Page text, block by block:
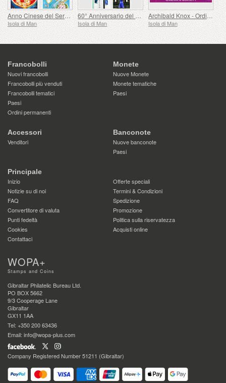
Anno Cinese del Serpente
Isola di Man
60° Anniversario del Consiglio delle Arti dell'Isola di Man
Isola di Man
Archibald Knox - Ordine e Bellezza
Isola di Man
Francobolli
Nuovi francobolli
Francobolli più venduti
Francobolli tematici
Paesi
Ordini permanenti
Monete
Nuove Monete
Monete tematiche
Paesi
Accessori
Venditori
Banconote
Nuove banconote
Paesi
Principale
Inizio
Offerte speciali
Notizie su di noi
Termini & Condizioni
FAQ
Spedizione
Convertitore di valuta
Promozione
Punti fedeltà
Politica sulla riservatezza
Cookies
Acquisti online
Contattaci
WOPA+
Stamps and Coins
Gibraltar Philatelic Bureau Ltd.
PO BOX 5662
9/3 Cooperage Lane
Gibraltar
GX11 1AA
Tel: +350 200 63436
Email: info@wopa-plus.com
Company Registered Number 51211 (Gibraltar)